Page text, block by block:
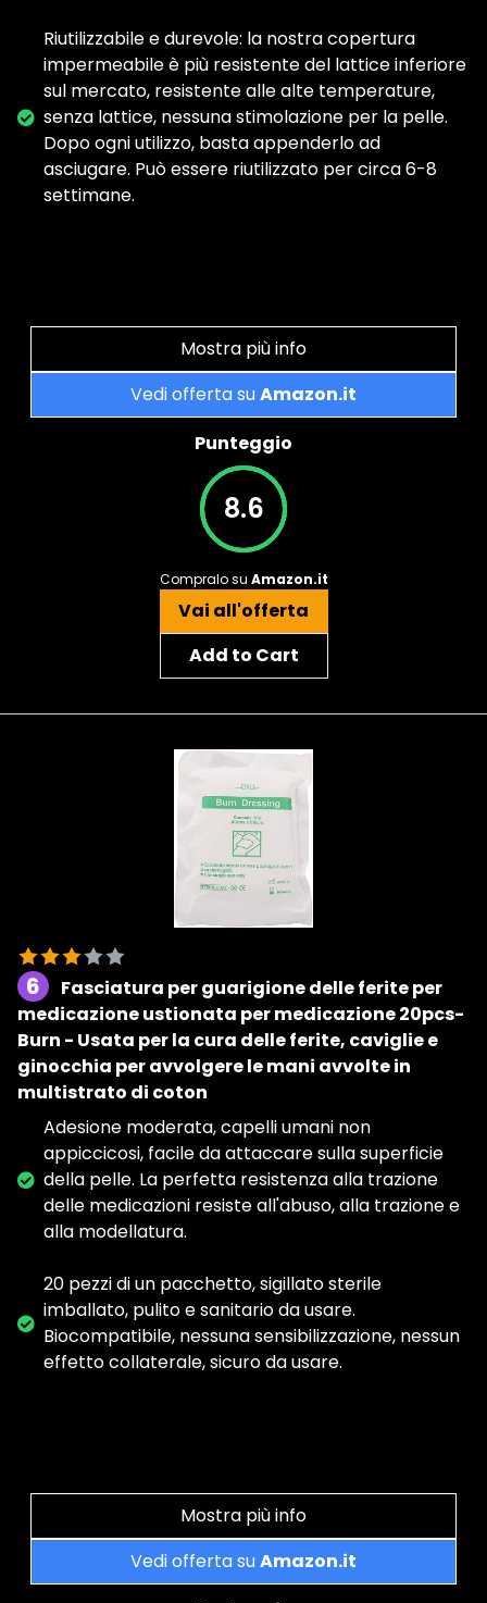
Riutilizzabile e durevole: la nostra copertura
impermeabile è più resistente del lattice inferiore
sul mercato, resistente alle alte temperature,
senza lattice, nessuna stimolazione per la pelle.
Dopo ogni utilizzo, basta appenderlo ad
asciugare. Può essere riutilizzato per circa 6-8
settimane.
Mostra più info
Vedi offerta suAmazon.it
Punteggio
8.6
Compralo su Amazon.it
Vai all'offerta
Add to Cart
6
Fasciatura per guarigione delle ferite per
medicazione ustionata per medicazione 20pcs-
Burn - Usata per la cura delle ferite, caviglie e
ginocchia per avvolgere le mani avvolte in
multistrato di coton
Adesione moderata, capelli umani non
appiccicosi, facile da attaccare sulla superficie
della pelle. La perfetta resistenza alla trazione
delle medicazioni resiste all'abuso, alla trazione e
alla modellatura.
20 pezzi di un pacchetto, sigillato sterile
imballato, pulito e sanitario da usare.
Biocompatibile, nessuna sensibilizzazione, nessun
effetto collaterale, sicuro da usare.
Mostra più info
Vedi offerta suAmazon.it